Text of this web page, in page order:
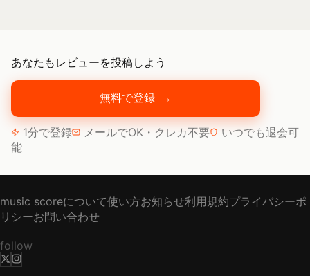
あなたもレビューを投稿しよう
無料で登録 →
1分で登録 メールでOK・クレカ不要
いつでも退会可
能
music scoreについて使い方お知らせ利用規約プライバシーポ
リシーお問い合わせ
follow